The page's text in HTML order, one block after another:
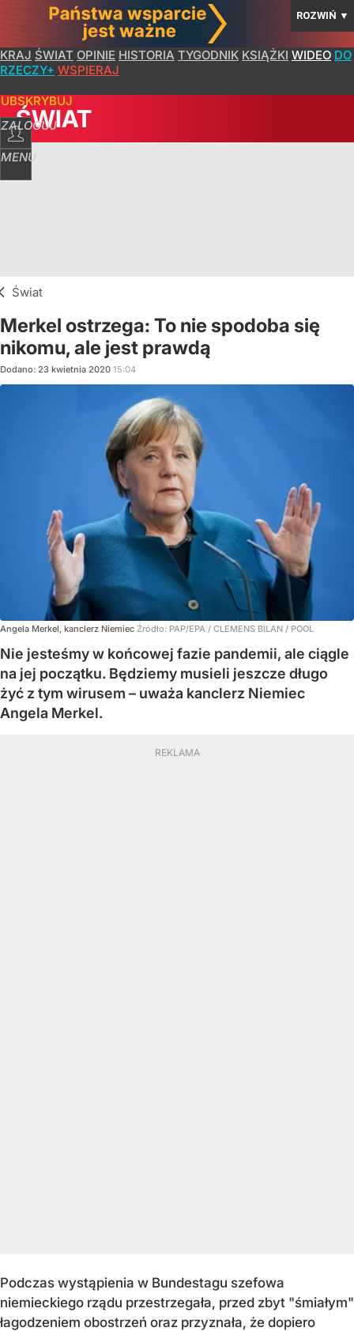
ROZWIŃ ▼
KRAJ ŚWIAT OPINIE HISTORIA TYGODNIK KSIĄŻKI WIDEO DO
RZECZY+ WSPIERAJ
ZALOGUJ
MENU
ŚWIAT
Świat
Merkel ostrzega: To nie spodoba się
nikomu, ale jest prawdą
Dodano: 23 kwietnia 2020 15:04
Angela Merkel, kanclerz Niemiec Źródło: PAP/EPA / CLEMENS BILAN / POOL
Nie jesteśmy w końcowej fazie pandemii, ale ciągle
na jej początku. Będziemy musieli jeszcze długo
żyć z tym wirusem – uważa kanclerz Niemiec
Angela Merkel.
Podczas wystąpienia w Bundestagu szefowa
niemieckiego rządu przestrzegała, przed zbyt "śmiałym"
łagodzeniem obostrzeń oraz przyznała, że dopiero